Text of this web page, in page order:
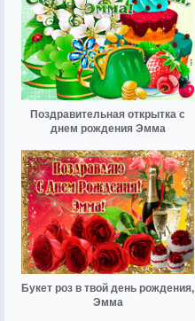
Поздравительная открытка с
днем рождения Эмма
Букет роз в твой день рождения,
Эмма